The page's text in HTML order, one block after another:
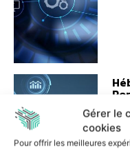
Gérer le
cookies
Pour offrir les meilleures
17